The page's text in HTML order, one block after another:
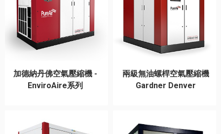
加德納丹佛空氣壓縮機 -
EnviroAire系列
兩級無油螺桿空氣壓縮機
Gardner Denver